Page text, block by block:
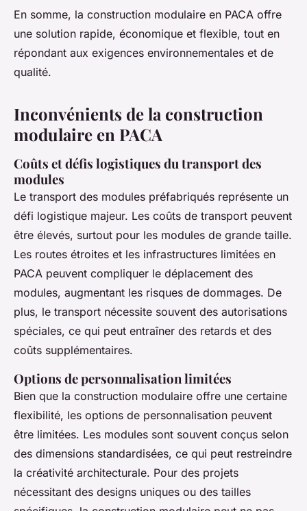
En somme, la construction modulaire en PACA offre
une solution rapide, économique et flexible, tout en
répondant aux exigences environnementales et de
qualité.
Inconvénients de la construction
modulaire en PACA
Coûts et défis logistiques du transport des
modules
Le transport des modules préfabriqués représente un
défi logistique majeur. Les coûts de transport peuvent
être élevés, surtout pour les modules de grande taille.
Les routes étroites et les infrastructures limitées en
PACA peuvent compliquer le déplacement des
modules, augmentant les risques de dommages. De
plus, le transport nécessite souvent des autorisations
spéciales, ce qui peut entraîner des retards et des
coûts supplémentaires.
Options de personnalisation limitées
Bien que la construction modulaire offre une certaine
flexibilité, les options de personnalisation peuvent
être limitées. Les modules sont souvent conçus selon
des dimensions standardisées, ce qui peut restreindre
la créativité architecturale. Pour des projets
nécessitant des designs uniques ou des tailles